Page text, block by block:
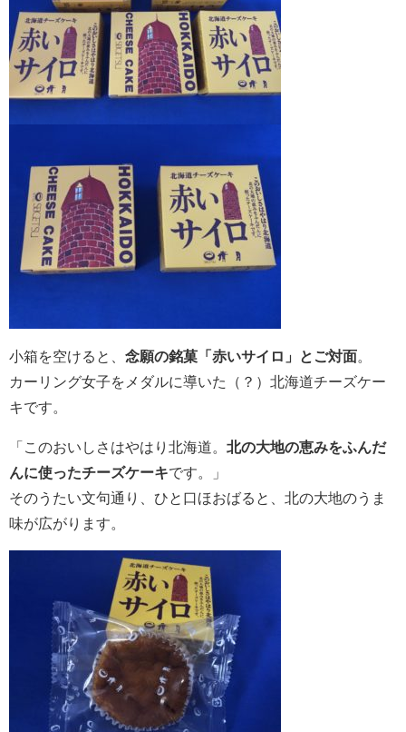
小箱を空けると、 念願の銘菓「赤いサイロ」とご対面
カーリング女子をメダルに導いた（？）北海道チーズケー
キです。
「このおいしさはやはり北海道。 北の大地の恵みをふんだ
んに使ったチーズケーキです。」
そのうたい文句通り、ひと口ほおばると、北の大地のうま
味が広がります。